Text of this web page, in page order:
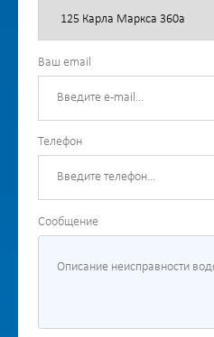
Ваш email
Телефон
Сообщение